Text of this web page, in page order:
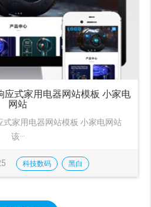
应式家用电器网站模板 小家电
网站
家用电器网站模板 小家电网站
该···
科技数码 黑白